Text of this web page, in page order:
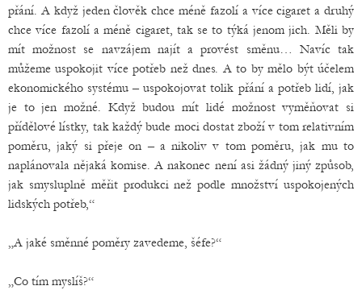
přání. A když jeden člověk chce méně fazolí a více cigaret a druhý
chce více fazolí a méně cigaret, tak se to týká jenom jich. Měli by
mít možnost se navzájem najít a provést směnu… Navíc tak
můžeme uspokojit více potřeb než dnes. A to by mělo být účelem
ekonomického systému – uspokojovat tolik přání a potřeb lidí, jak
je to jen možné. Když budou mít lidé možnost vyměňovat si
přídělové lístky, tak každý bude moci dostat zboží v tom relativním
poměru, jaký si přeje on – a nikoliv v tom poměru, jak mu to
naplánovala nějaká komise. A nakonec není asi žádný jiný způsob,
jak smysluplně měřit produkci než podle množství uspokojených
lidských potřeb,“
„A jaké směnné poměry zavedeme, šéfe?“
„Co tím myslíš?“